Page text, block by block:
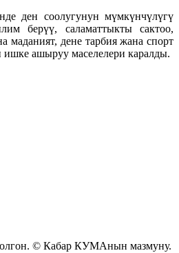
ден соолугунун мүмкүнчүлүгү
берүү, саламаттыкты сактоо,
маданият, дене тарбия жана спорт
ишке ашыруу маселелери каралды.
© Кабар КУМАнын мазмуну.